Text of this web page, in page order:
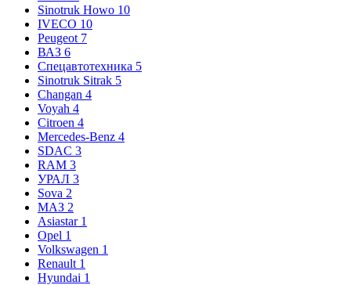
Sinotruk Howo 10
IVECO 10
Peugeot 7
ВАЗ 6
Спецавтотехника 5
Sinotruk Sitrak 5
Changan 4
Voyah 4
Citroen 4
Mercedes-Benz 4
SDAC 3
RAM 3
УРАЛ 3
Sova 2
МАЗ 2
Asiastar 1
Opel 1
Volkswagen 1
Renault 1
Hyundai 1